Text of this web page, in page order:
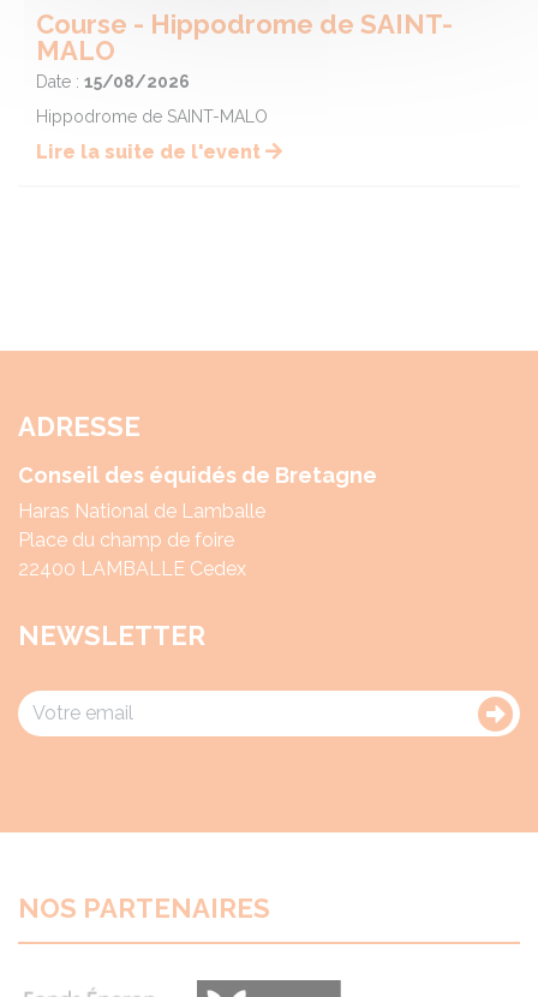
Course - Hippodrome de SAINT-
MALO
Date : 15/08/2026
Hippodrome de SAINT-MALO
Lire la suite de l'event
ADRESSE
Conseil des équidés de Bretagne
Haras National de Lamballe
Place du champ de foire
22400 LAMBALLE Cedex
NEWSLETTER
NOS PARTENAIRES